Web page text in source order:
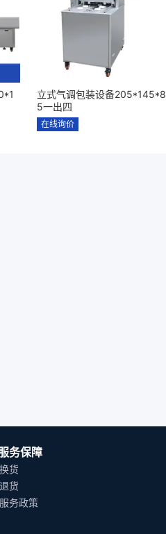
立式气调包装设备205*145*8
5一出四
在线询价
务保障
换货
退货
务政策